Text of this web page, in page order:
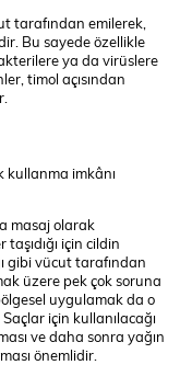
tarafından emilerek,
Bu sayede özellikle
ya da virüslere
timol açısından
kullanma imkânı
masaj olarak
için cildin
gibi vücut tarafından
üzere pek çok soruna
uygulamak da o
için kullanılacağı
ve daha sonra yağın
önemlidir.